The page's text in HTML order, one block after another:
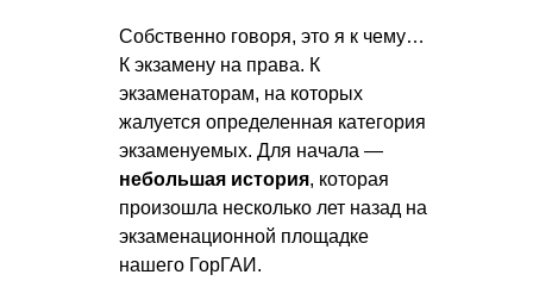
Собственно говоря, это я к чему…
К экзамену на права. К
экзаменаторам, на которых
жалуется определенная категория
экзаменуемых. Для начала —
небольшая история, которая
произошла несколько лет назад на
экзаменационной площадке
нашего ГорГАИ.